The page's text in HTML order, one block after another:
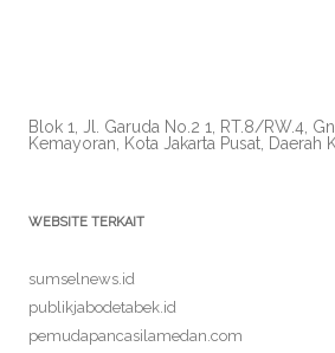
Blok 1, Jl. Garuda No.2 1, RT.8/RW.4,
Kemayoran, Kota Jakarta Pusat, Daerah
WEBSITE TERKAIT
sumselnews.id
publikjabodetabek.id
pemudapancasilamedan.com